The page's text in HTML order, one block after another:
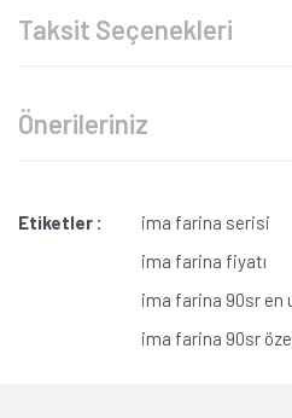
Taksit Seçenekleri
Önerileriniz
Etiketler : ima farina serisi
ima farina fiyatı
ima farina 90sr en
ima farina 90sr